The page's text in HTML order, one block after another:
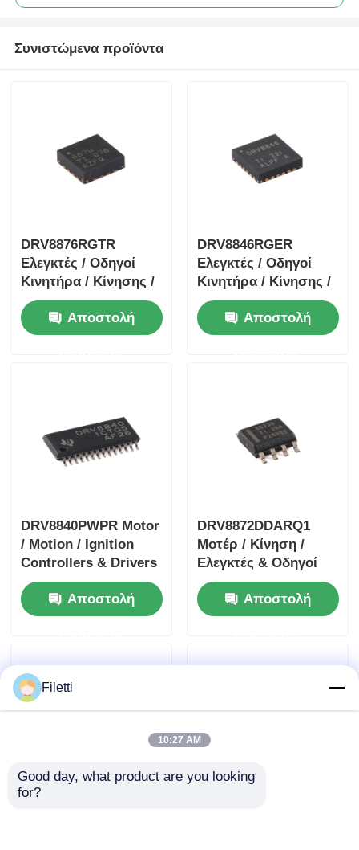
Συνιστώμενα προϊόντα
DRV8876RGTR
Ελεγκτές / Οδηγοί
Κινητήρα / Κίνησης /
Ανάφλεξης 40-V 3.5-A
Οδηγός Κινητήρα
Γέφυρας Η Με
Αποστολή
DRV8846RGER
Ελεγκτές / Οδηγοί
Κινητήρα / Κίνησης /
Ανάφλεξης 1.4A
Διπολικός Οδηγός
Κινητήρα Stpr Mo Tor
Αποστολή
DRV8840PWPR Motor
/ Motion / Ignition
Controllers & Drivers
5A Διοδηγός
κινητήρα συνεχούς
ρεύματος με
Αποστολή
DRV8872DDARQ1
Μοτέρ / Κίνηση /
Ελεγκτές & Οδηγοί
Ανάφλεξης 3.6A
Οδηγός Κινητήρα DC
με Αναφορά
Αποστολή
Filetti
10:27 AM
Good day, what product are you looking
for?